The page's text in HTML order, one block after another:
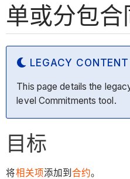
单或分包合
LEGACY CONTENT
This page details the
level Commitments tool.
目标
将相关项添加到合约。